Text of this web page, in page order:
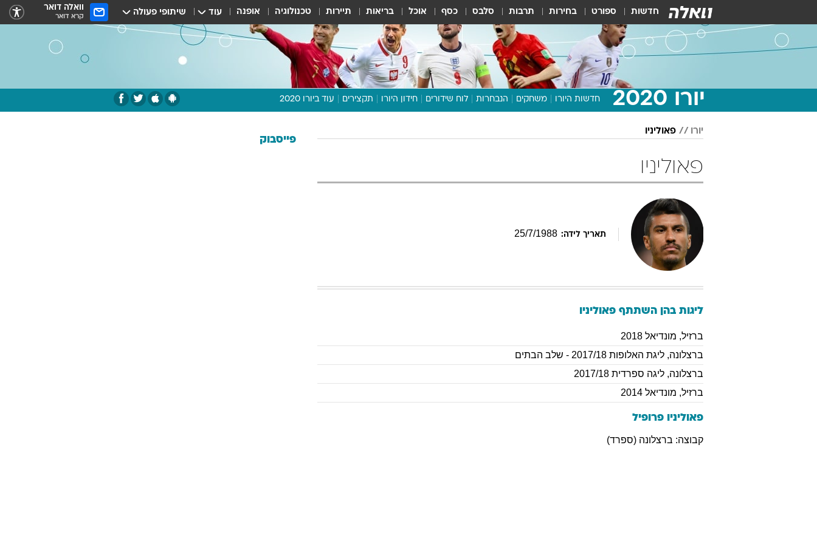
חדשות ספורט בחירות תרבות סלבס כסף אוכל בריאות תיירות טכנולוגיה אופנה עוד שיתופי פעולה וואלה דואר
קרא דואר
יורו 2020 חדשות היורו משחקים הנבחרות לוח שידורים חידון היורו תקצירים עוד ביורו 2020
תכנית היורו
יורו פאוליניו
פאוליניו
תאריך לידה: 25/7/1988
ליגות בהן השתתף פאוליניו
ברזיל, מונדיאל 2018
ברצלונה, ליגת האלופות 2017/18 - שלב הבתים
ברצלונה, ליגה ספרדית 2017/18
ברזיל, מונדיאל 2014
פאוליניו פרופיל
קבוצה: ברצלונה (ספרד)
פייסבוק